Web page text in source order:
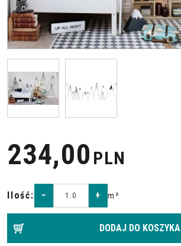
234,00 PLN
Ilość: − + m²
DODAJ DO KOSZYKA